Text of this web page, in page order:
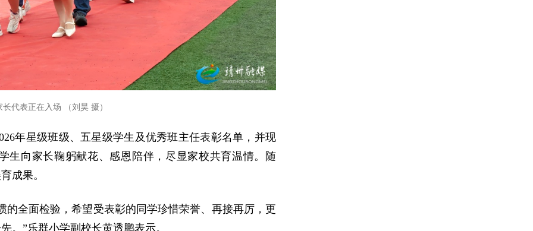
代表正在入场 （刘昊 摄）
年星级班级、五星级学生及优秀班主任表彰名单，并现
生向家长鞠躬献花、感恩陪伴，尽显家校共育温情。随
成果。
的全面检验，希望受表彰的同学珍惜荣誉、再接再厉，更
。”乐群小学副校长黄透鹏表示。